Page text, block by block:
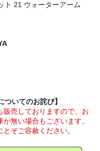
ト 21 ウォーターアーム
ついてのお詫び】
売しておりますので、お
無い場合もございます。
ぞご容赦ください。